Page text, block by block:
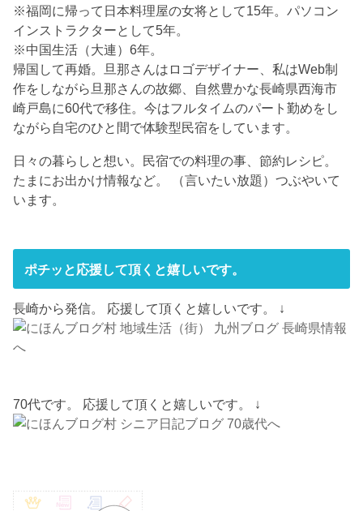
※福岡に帰って日本料理屋の女将として15年。パソコン
インストラクターとして5年。
※中国生活（大連）6年。
帰国して再婚。旦那さんはロゴデザイナー、私はWeb制
作をしながら旦那さんの故郷、自然豊かな長崎県西海市
崎戸島に60代で移住。今はフルタイムのパート勤めをし
ながら自宅のひと間で体験型民宿をしています。
日々の暮らしと想い。民宿での料理の事、節約レシピ。
たまにお出かけ情報など。 （言いたい放題）つぶやいて
います。
ポチッと応援して頂くと嬉しいです。
長崎から発信。 応援して頂くと嬉しいです。 ↓
70代です。 応援して頂くと嬉しいです。 ↓